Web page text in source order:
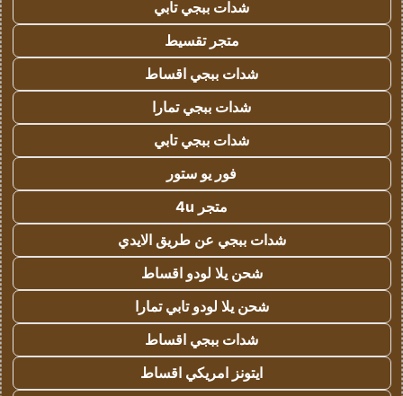
شدات ببجي تابي
متجر تقسيط
شدات ببجي اقساط
شدات ببجي تمارا
شدات ببجي تابي
فور يو ستور
متجر 4u
شدات ببجي عن طريق الايدي
شحن يلا لودو اقساط
شحن يلا لودو تابي تمارا
شدات ببجي اقساط
ايتونز امريكي اقساط